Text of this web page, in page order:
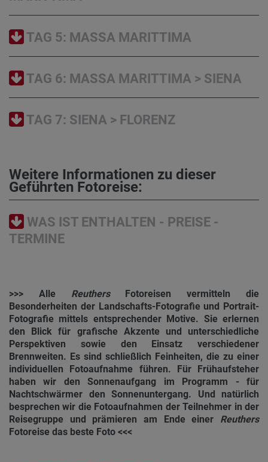
TAG 5: MASSA MARITTIMA
TAG 6: MASSA MARITTIMA > SIENA
TAG 7: SIENA > FLORENZ
Weitere Informationen zu dieser
Geführten Fotoreise:
WAS IST ENTHALTEN - PREISE -
TERMINE
>>> Alle ReuthersFotoreisen vermitteln die
Besonderheiten der Landschafts-Fotografie und Portrait-
Fotografie mittels entsprechender Motive. Sie erlernen
den Blick für grafische Akzente und unterschiedliche
Perspektiven sowie den Einsatz verschiedener
Brennweiten. Es sind schließlich Feinheiten, die zu einer
individuellen Fotoaufnahme führen. Für Frühaufsteher
haben wir den Sonnenaufgang im Programm - für
Nachtschwärmer den Sonnenuntergang. Und natürlich
besprechen wir die Fotoaufnahmen der Teilnehmer in der
Reisegruppe und prämieren am Ende einer Reuthers
Fotoreise das beste Foto <<<